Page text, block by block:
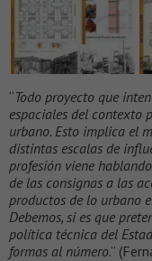
“Todo proyecto que
espaciales del contexto
urbano. Esto implica el
distintas escalas de
profesión viene
de las consignas a las
productos de lo urbano
Debemos, si es que
política técnica del
formas al número.”